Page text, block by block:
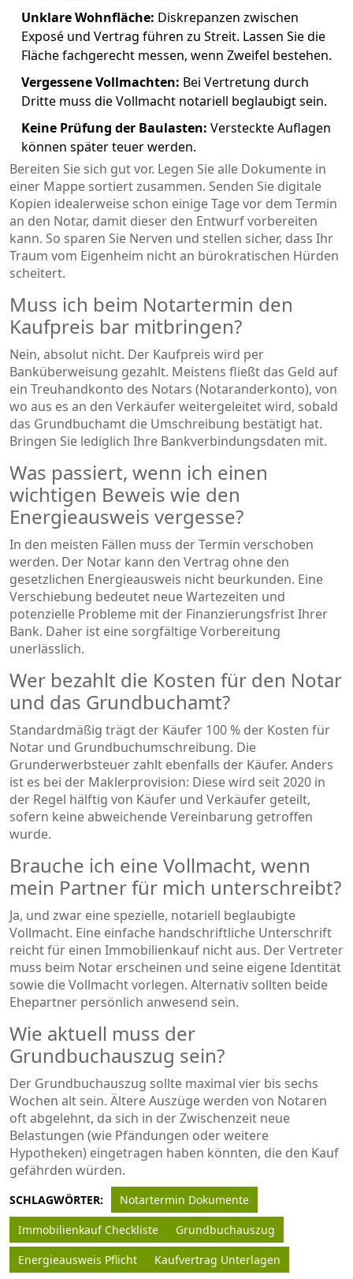
Unklare Wohnfläche: Diskrepanzen zwischen
Exposé und Vertrag führen zu Streit. Lassen Sie die
Fläche fachgerecht messen, wenn Zweifel bestehen.
Vergessene Vollmachten: Bei Vertretung durch
Dritte muss die Vollmacht notariell beglaubigt sein.
Keine Prüfung der Baulasten: Versteckte Auflagen
können später teuer werden.
Bereiten Sie sich gut vor. Legen Sie alle Dokumente in
einer Mappe sortiert zusammen. Senden Sie digitale
Kopien idealerweise schon einige Tage vor dem Termin
an den Notar, damit dieser den Entwurf vorbereiten
kann. So sparen Sie Nerven und stellen sicher, dass Ihr
Traum vom Eigenheim nicht an bürokratischen Hürden
scheitert.
Muss ich beim Notartermin den
Kaufpreis bar mitbringen?
Nein, absolut nicht. Der Kaufpreis wird per
Banküberweisung gezahlt. Meistens fließt das Geld auf
ein Treuhandkonto des Notars (Notaranderkonto), von
wo aus es an den Verkäufer weitergeleitet wird, sobald
das Grundbuchamt die Umschreibung bestätigt hat.
Bringen Sie lediglich Ihre Bankverbindungsdaten mit.
Was passiert, wenn ich einen
wichtigen Beweis wie den
Energieausweis vergesse?
In den meisten Fällen muss der Termin verschoben
werden. Der Notar kann den Vertrag ohne den
gesetzlichen Energieausweis nicht beurkunden. Eine
Verschiebung bedeutet neue Wartezeiten und
potenzielle Probleme mit der Finanzierungsfrist Ihrer
Bank. Daher ist eine sorgfältige Vorbereitung
unerlässlich.
Wer bezahlt die Kosten für den Notar
und das Grundbuchamt?
Standardmäßig trägt der Käufer 100 % der Kosten für
Notar und Grundbuchumschreibung. Die
Grunderwerbsteuer zahlt ebenfalls der Käufer. Anders
ist es bei der Maklerprovision: Diese wird seit 2020 in
der Regel hälftig von Käufer und Verkäufer geteilt,
sofern keine abweichende Vereinbarung getroffen
wurde.
Brauche ich eine Vollmacht, wenn
mein Partner für mich unterschreibt?
Ja, und zwar eine spezielle, notariell beglaubigte
Vollmacht. Eine einfache handschriftliche Unterschrift
reicht für einen Immobilienkauf nicht aus. Der Vertreter
muss beim Notar erscheinen und seine eigene Identität
sowie die Vollmacht vorlegen. Alternativ sollten beide
Ehepartner persönlich anwesend sein.
Wie aktuell muss der
Grundbuchauszug sein?
Der Grundbuchauszug sollte maximal vier bis sechs
Wochen alt sein. Ältere Auszüge werden von Notaren
oft abgelehnt, da sich in der Zwischenzeit neue
Belastungen (wie Pfändungen oder weitere
Hypotheken) eingetragen haben könnten, die den Kauf
gefährden würden.
SCHLAGWÖRTER:
Notartermin Dokumente
Immobilienkauf Checkliste
Grundbuchauszug
Energieausweis Pflicht
Kaufvertrag Unterlagen